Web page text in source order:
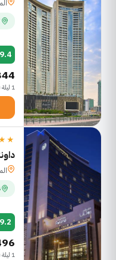
9.4
1 ليلة (شامل الضرائب) · 1 غرفة
9.2
1 ليلة (شامل الضرائب) · 1 غرفة